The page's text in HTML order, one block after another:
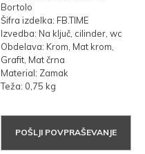
Bortolo
Šifra izdelka: FB.TIME
Izvedba: Na ključ, cilinder, wc
Obdelava: Krom, Mat krom,
Grafit, Mat črna
Material: Zamak
Teža: 0,75 kg
POŠLJI POVPRAŠEVANJE